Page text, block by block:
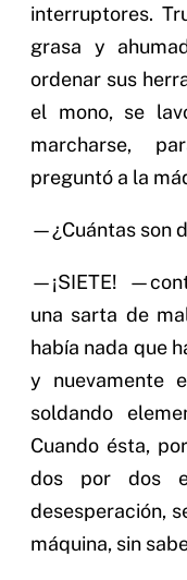
interruptores.
grasa y
ordenar sus
el mono, se
marcharse,
preguntó a la
—¿Cuántas son
—¡SIETE!
una sarta de
había nada que
y nuevamente
soldando
Cuando ésta,
dos por dos
desesperación,
máquina, sin